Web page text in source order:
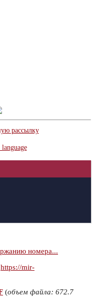
рассылку
номера...
https://mir-
(объем файла: 672.7